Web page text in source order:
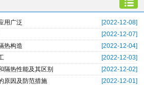
[2022-12-08]
用广泛
[2022-12-07]
[2022-12-04]
热构造
[2022-12-03]
[2022-12-02]
隔热性能及其区别
[2022-12-01]
原因及防范措施